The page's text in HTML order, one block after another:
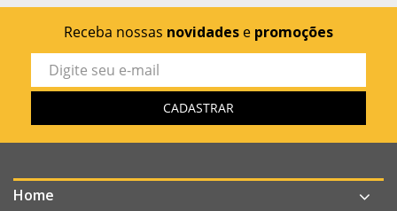
Receba nossas novidades e promoções
Home